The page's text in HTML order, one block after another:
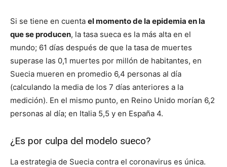
Si se tiene en cuenta el momento de la epidemia en la
que se producen, la tasa sueca es la más alta en el
mundo; 61 días después de que la tasa de muertes
superase las 0,1 muertes por millón de habitantes, en
Suecia mueren en promedio 6,4 personas al día
(calculando la media de los 7 días anteriores a la
medición). En el mismo punto, en Reino Unido morían 6,2
personas al día; en Italia 5,5 y en España 4.
¿Es por culpa del modelo sueco?
La estrategia de Suecia contra el coronavirus es única.